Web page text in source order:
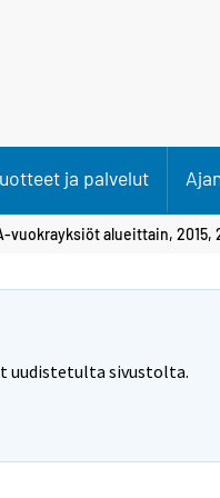
ja palvelut
vuokrayksiöt alueittain, 2015,
uudistetulta sivustolta.